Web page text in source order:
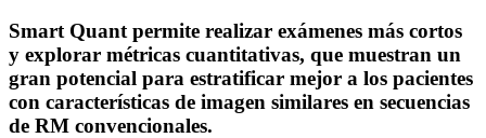
Smart Quant permite realizar exámenes más cortos
y explorar métricas cuantitativas, que muestran un
gran potencial para estratificar mejor a los pacientes
con características de imagen similares en secuencias
de RM convencionales.